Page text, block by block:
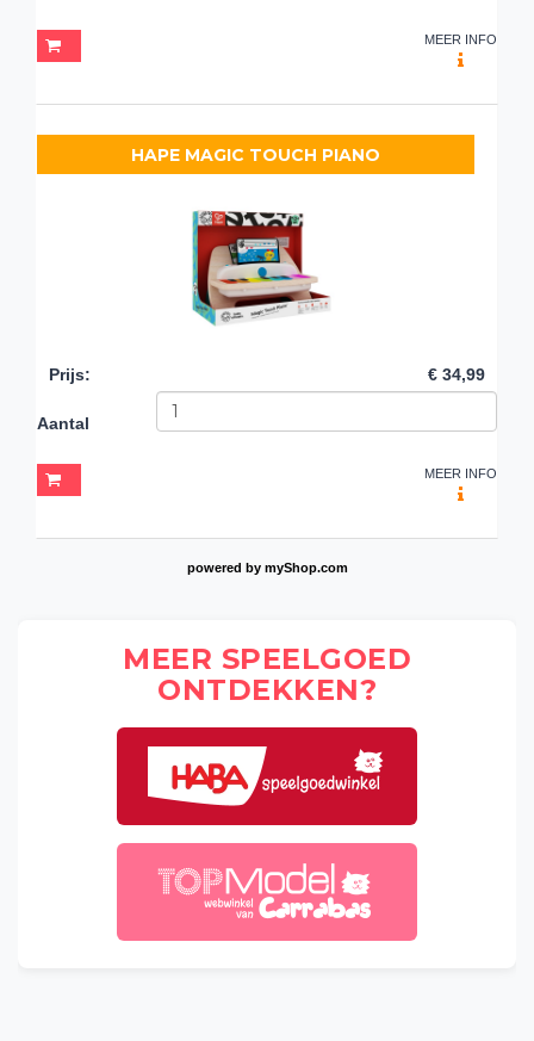
MEER INFO
HAPE MAGIC TOUCH PIANO
Prijs: € 34,99
Aantal
MEER INFO
powered by myShop.com
MEER SPEELGOED
ONTDEKKEN?